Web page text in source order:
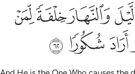
لمن اراد ان يذكر او اراد شكورا ٦٢
خِلْفَةًۭ لِّمَنْ أَرَادَ أَن يَذَّكَّرَ أَوْ أَرَادَ
ﲘﲙﲚ
ﲟﲠ ﲡ